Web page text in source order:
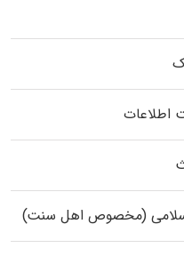
اطلاعات
اسلامی (مخصوص اهل سنت)